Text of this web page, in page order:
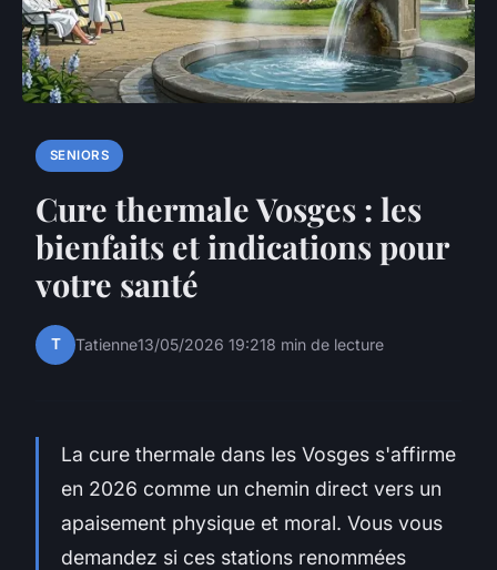
SENIORS
Cure thermale Vosges : les
bienfaits et indications pour
votre santé
T Tatienne13/05/2026 19:218 min de lecture
La cure thermale dans les Vosges s'affirme
en 2026 comme un chemin direct vers un
apaisement physique et moral. Vous vous
demandez si ces stations renommées